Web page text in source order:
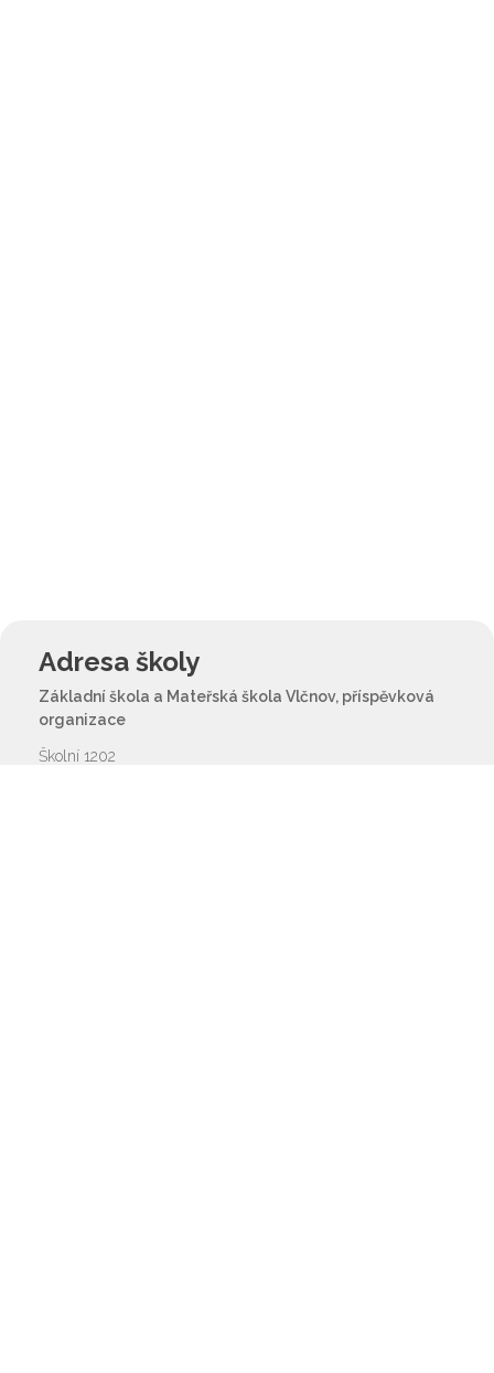
Adresa školy
Základní škola a Mateřská škola Vlčnov, příspěvková
organizace
Školní 1202